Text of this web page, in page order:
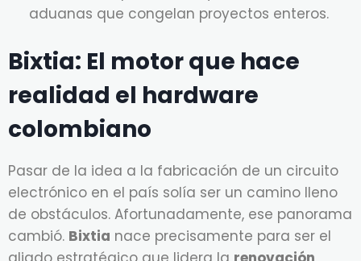
aduanas que congelan proyectos enteros.
Bixtia: El motor que hace
realidad el hardware
colombiano
Pasar de la idea a la fabricación de un circuito
electrónico en el país solía ser un camino lleno
de obstáculos. Afortunadamente, ese panorama
cambió. Bixtia nace precisamente para ser el